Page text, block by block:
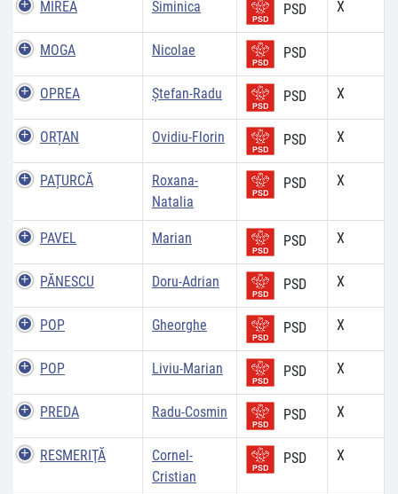
MIREA Siminica PSD X
MOGA Nicolae PSD
OPREA Ştefan-Radu PSD X
ORȚAN Ovidiu-Florin PSD X
PAȚURCĂ
Roxana-
Natalia
PSD X
PAVEL Marian PSD X
PĂNESCU Doru-Adrian PSD X
POP Gheorghe PSD X
POP Liviu-Marian PSD X
PREDA Radu-Cosmin PSD X
RESMERIŢĂ
Cornel-
Cristian
PSD X